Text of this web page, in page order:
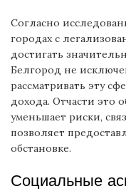
Согласно
городах с
достигать
Белгород не
рассматривать эту
дохода. Отчасти это
уменьшает риски,
позволяет
обстановке.
Социальные